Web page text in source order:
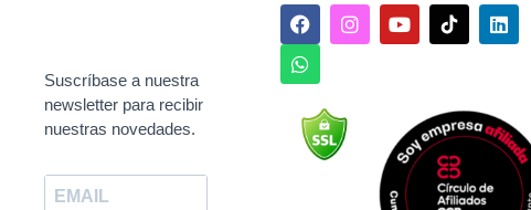
Suscríbase a nuestra
newsletter para recibir
nuestras novedades.
F
a
c
e
o
o
k
I
n
Y
o
e
L
i
d
i
n
W
h
a
t
a
p
p